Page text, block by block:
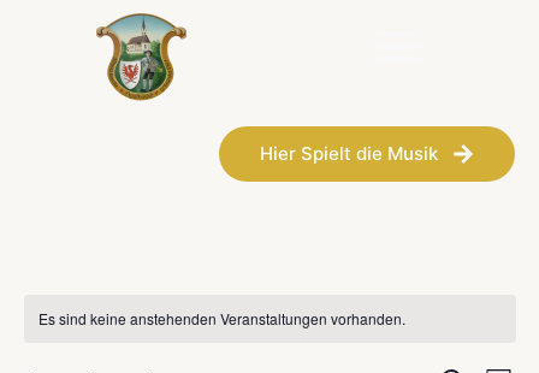
Hier Spielt die Musik
Es sind keine anstehenden Veranstaltungen vorhanden.